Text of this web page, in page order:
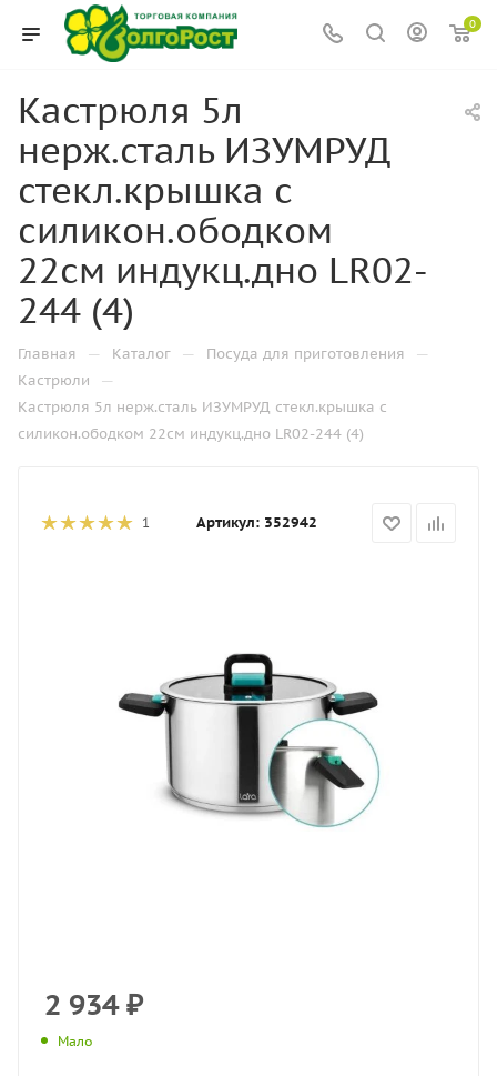
0
Кастрюля 5л
нерж.сталь ИЗУМРУД
стекл.крышка с
силикон.ободком
22см индукц.дно LR02-
244 (4)
Главная — Каталог — Посуда для приготовления —
Кастрюли —
Кастрюля 5л нерж.сталь ИЗУМРУД стекл.крышка с
силикон.ободком 22см индукц.дно LR02-244 (4)
1 Артикул: 352942
2 934₽
Мало